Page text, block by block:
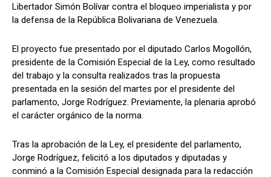
Libertador Simón Bolívar contra el bloqueo imperialista y por
la defensa de la República Bolivariana de Venezuela.
El proyecto fue presentado por el diputado Carlos Mogollón,
presidente de la Comisión Especial de la Ley, como resultado
del trabajo y la consulta realizados tras la propuesta
presentada en la sesión del martes por el presidente del
parlamento, Jorge Rodríguez. Previamente, la plenaria aprobó
el carácter orgánico de la norma.
Tras la aprobación de la Ley, el presidente del parlamento,
Jorge Rodríguez, felicitó a los diputados y diputadas y
conminó a la Comisión Especial designada para la redacción